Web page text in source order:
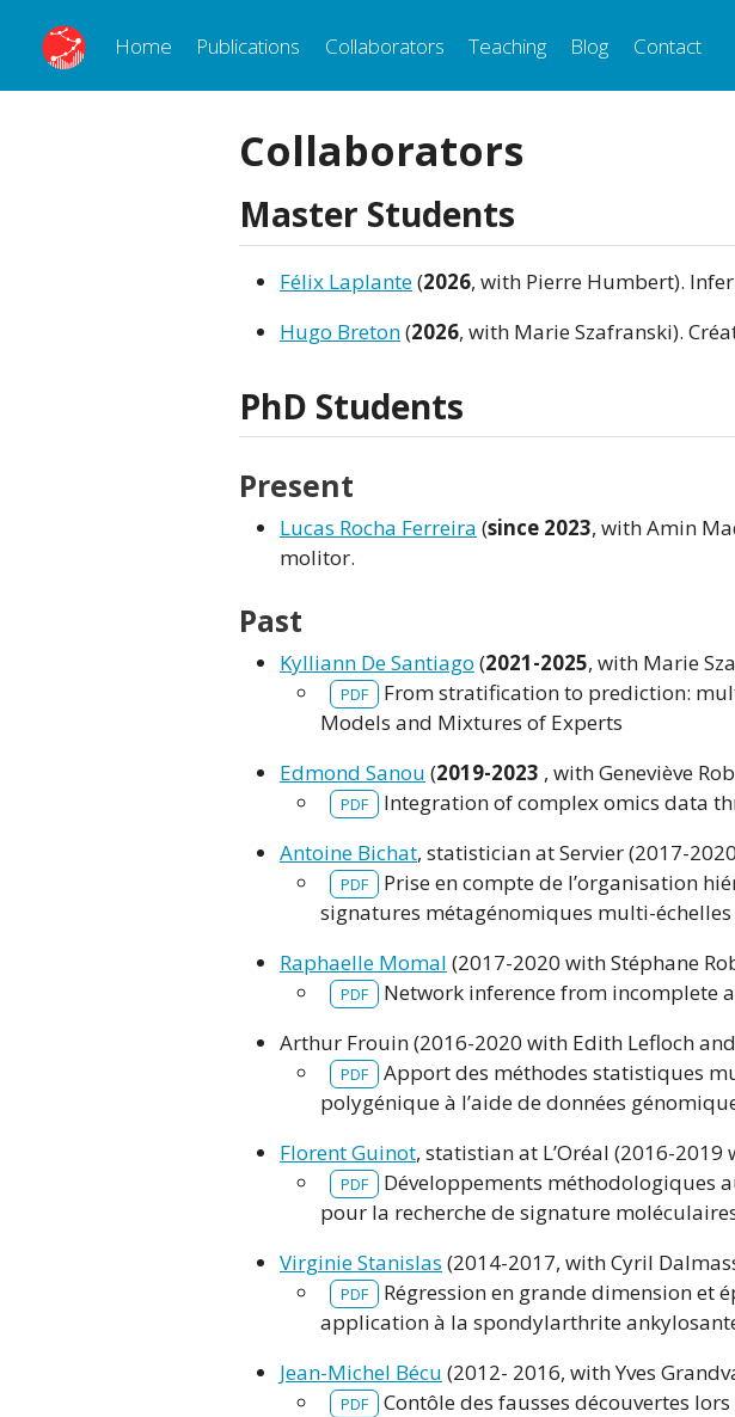
Home Publications Collaborators Teaching Blog Contact
Collaborators
Master Students
Félix Laplante(2026, with Pierre Humbert).
Hugo Breton(2026, with Marie Szafranski).
PhD Students
Present
Lucas Rocha Ferreira (since 2023, with Amin
molitor.
Past
Kylliann De Santiago (2021-2025, with Marie
PDF
From stratification to prediction:
Models and Mixtures of Experts
Edmond Sanou (2019-2023 , with Geneviève
PDF
Integration of complex omics data
Antoine Bichat, statistician at Servier (2017-
PDF
Prise en compte de l’organisation
signatures métagénomiques multi-échelles
Raphaelle Momal (2017-2020 with Stéphane
PDF
Network inference from incomplete
Arthur Frouin (2016-2020 with Edith Lefloch
PDF
Apport des méthodes statistiques
polygénique à l’aide de données
Florent Guinot, statistian at L’Oréal (2016-
PDF
Développements méthodologiques
pour la recherche de signature
Virginie Stanislas (2014-2017, with Cyril
PDF
Régression en grande dimension et
application à la spondylarthrite
Jean-Michel Bécu (2012- 2016, with Yves
PDF
Contôle des fausses découvertes